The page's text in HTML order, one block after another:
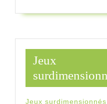
Jeux
Jeux surdimensionnés